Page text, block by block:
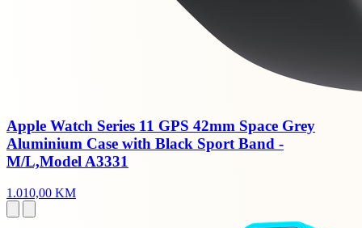
Apple Watch Series 11 GPS 42mm Space Grey
Aluminium Case with Black Sport Band -
M/L,Model A3331
1.010,00 KM